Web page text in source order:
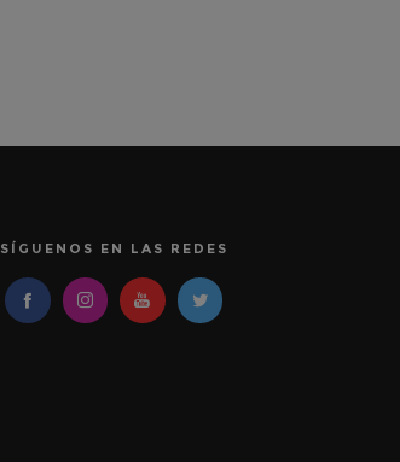
SÍGUENOS EN LAS REDES